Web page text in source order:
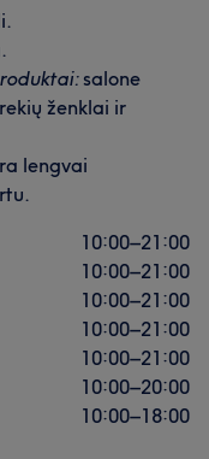
salone
ženklai ir
lengvai
10:00–21:00
10:00–21:00
10:00–21:00
10:00–21:00
10:00–21:00
10:00–20:00
10:00–18:00